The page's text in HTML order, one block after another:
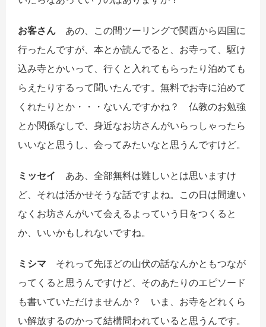
お客さん あの、この間ツーリングで関西から四国に
行ったんですが、本とか読んでると、お寺って、駆け
込み寺とかいって、行くと入れてもらったり泊めても
らえたりするって聞いたんです。無料でお寺に泊めて
くれたりとか・・・ないんですかね？ 仏教のお勉強
とか関係なしで、身近なお坊さんがいらっしゃったら
いいなと思うし、会ってみたいなと思うんですけど。
ミッセイ ああ、全部無料は難しいとは思いますけ
ど、それは活かせそうな話ですよね。この日は間違い
なくお坊さんがいて会えるよっていう日をつくると
か、いいかもしれないですね。
ミシマ それって先ほどの山伏の話なんかともつなが
ってくると思うんですけど、そのあたりのエピソード
も書いていただけませんか？ いま、お寺をどれくら
い解放するのかって結構問われていると思うんです。